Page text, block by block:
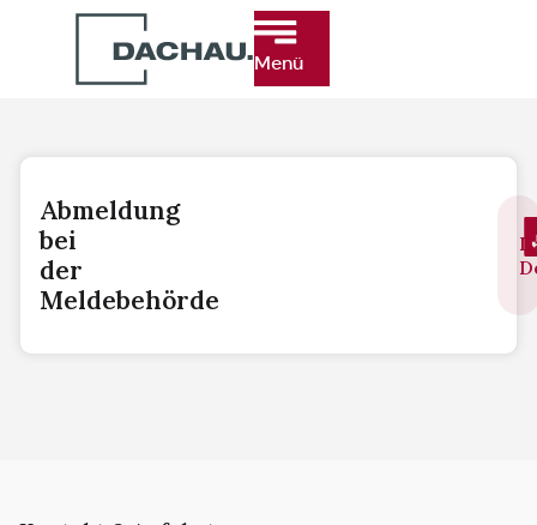
Menü
Abmeldung
bei
der
Meldebehörde